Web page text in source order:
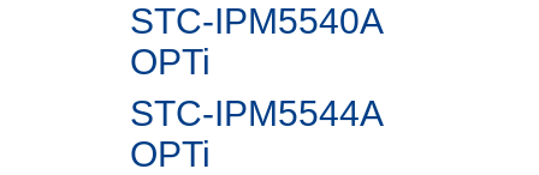
STC-IPM5540A
OPTi
STC-IPM5544A
OPTi